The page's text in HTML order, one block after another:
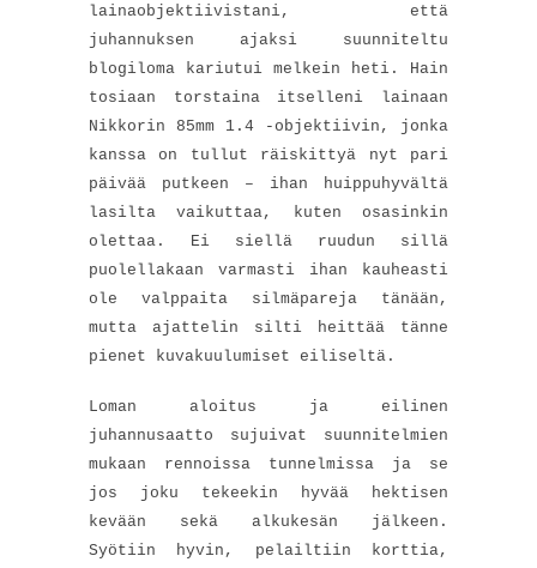
lainaobjektiivistani, että
juhannuksen ajaksi suunniteltu
blogiloma kariutui melkein heti. Hain
tosiaan torstaina itselleni lainaan
Nikkorin 85mm 1.4 -objektiivin, jonka
kanssa on tullut räiskittyä nyt pari
päivää putkeen – ihan huippuhyvältä
lasilta vaikuttaa, kuten osasinkin
olettaa. Ei siellä ruudun sillä
puolellakaan varmasti ihan kauheasti
ole valppaita silmäpareja tänään,
mutta ajattelin silti heittää tänne
pienet kuvakuulumiset eiliseltä.
Loman aloitus ja eilinen
juhannusaatto sujuivat suunnitelmien
mukaan rennoissa tunnelmissa ja se
jos joku tekeekin hyvää hektisen
kevään sekä alkukesän jälkeen.
Syötiin hyvin, pelailtiin korttia,